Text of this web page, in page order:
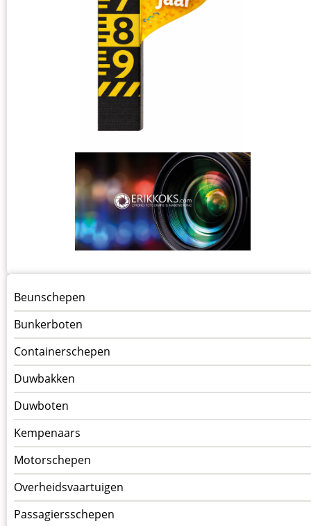
Menu
Schepen
Beunschepen
Bunkerboten
Containerschepen
Duwbakken
Duwboten
Kempenaars
Motorschepen
Overheidsvaartuigen
Passagiersschepen